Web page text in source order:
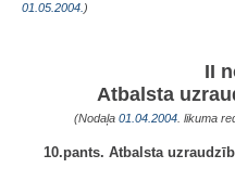
01.05.2004.)
II
Atbalsta
(Nodaļa 01.04.2004 . likuma
10.pants. Atbalsta